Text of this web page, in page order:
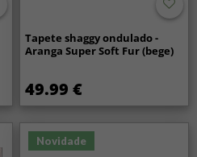
Tapete shaggy ondulado -
Aranga Super Soft Fur (bege)
49.99 €
Novidade